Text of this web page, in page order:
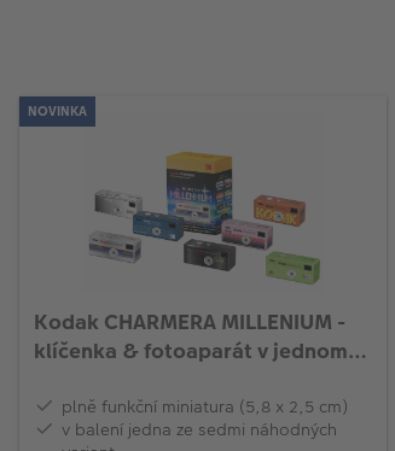
NOVINKA
Kodak CHARMERA MILLENIUM -
klíčenka & fotoaparát v jednom
plně funkční miniatura (5,8 x 2,5 cm)
v balení jedna ze sedmi náhodných